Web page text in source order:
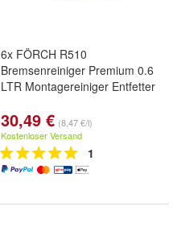
6x FÖRCH R510
Bremsenreiniger Premium 0.6
LTR Montagereiniger Entfetter
30,49 € (8,47 €/l)
Kostenloser Versand
1